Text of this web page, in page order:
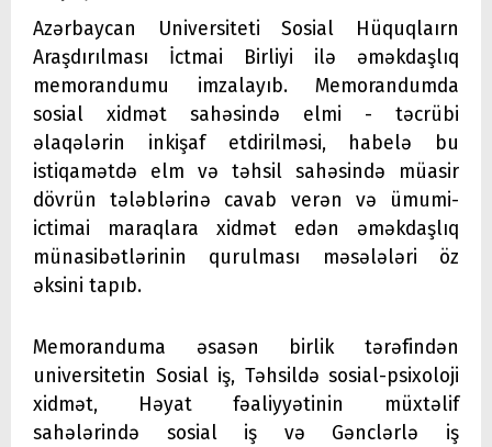
Azərbaycan Universiteti Sosial Hüquqlaırn
Araşdırılması İctmai Birliyi ilə əməkdaşlıq
memorandumu imzalayıb. Memorandumda
sosial xidmət sahəsində elmi - təcrübi
əlaqələrin inkişaf etdirilməsi, habelə bu
istiqamətdə elm və təhsil sahəsində müasir
dövrün tələblərinə cavab verən və ümumi-
ictimai maraqlara xidmət edən əməkdaşlıq
münasibətlərinin qurulması məsələləri öz
əksini tapıb.
Memoranduma əsasən birlik tərəfindən
universitetin Sosial iş, Təhsildə sosial-psixoloji
xidmət, Həyat fəaliyyətinin müxtəlif
sahələrində sosial iş və Gənclərlə iş